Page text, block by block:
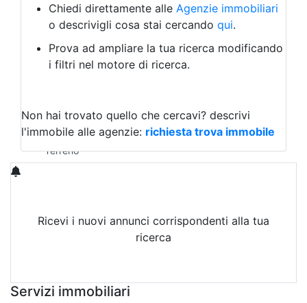
Albergo
Laboratorio Artigianale
Negozio/locale commerciale
Agriturismo
Magazzini
Qualsiasi
Terreno edificabile
Terreno
Chiedi direttamente alle Agenzie immobiliari
o descrivigli cosa stai cercando qui.
Prova ad ampliare la tua ricerca modificando
i filtri nel motore di ricerca.
Non hai trovato quello che cercavi? descrivi
l'immobile alle agenzie: richiesta trova immobile
Ricevi i nuovi annunci corrispondenti alla tua
ricerca
Servizi immobiliari